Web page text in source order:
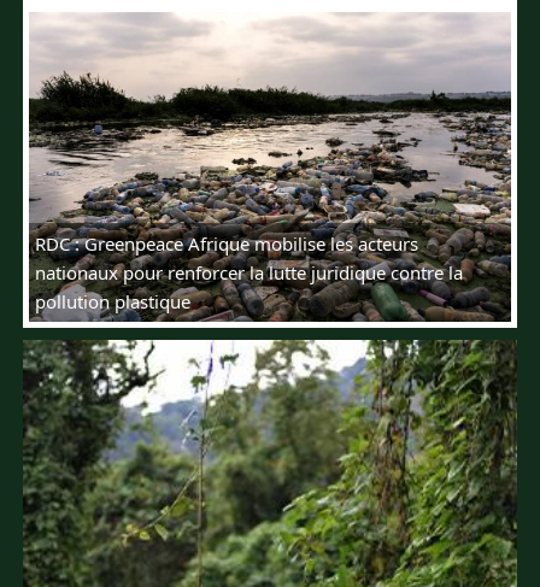
RDC : Greenpeace Afrique mobilise les acteurs
nationaux pour renforcer la lutte juridique contre la
pollution plastique